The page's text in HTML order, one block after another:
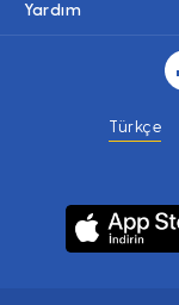
Yardım
Türkçe